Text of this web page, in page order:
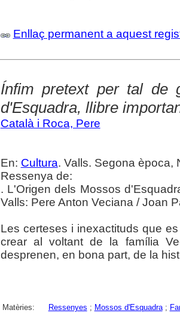
Enllaç permanent a aquest
Ínfim pretext per tal de
d'Esquadra, llibre
Català i Roca, Pere
En: Cultura. Valls. Segona època,
Ressenya de:
. L'Origen dels Mossos
Valls: Pere Anton Veciana / Joan
Les certeses i inexactituds que
crear al voltant de la família
desprenen, en bona part, de la
Matèries: Ressenyes ; Mossos d'Esquadra;